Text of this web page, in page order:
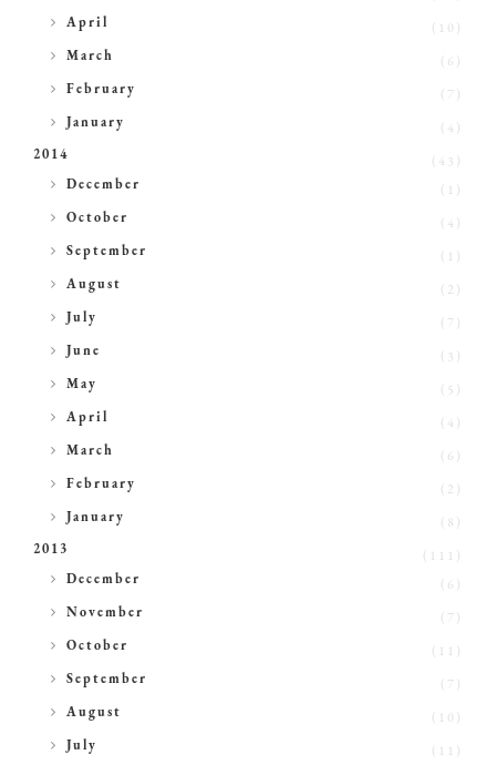
►
April
(10)
►
March
(6)
►
February
(7)
►
January
(4)
2014
(43)
►
December
►
October
(4)
►
September
►
August
(2)
►
July
(7)
►
June
(3)
►
May
(5)
►
April
(4)
►
March
(6)
►
February
(2)
►
January
(8)
2013
►
December
(6)
►
November
(7)
►
October
►
September
(7)
►
August
(10)
►
July